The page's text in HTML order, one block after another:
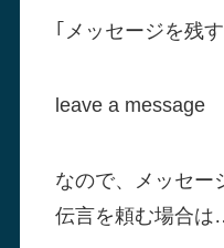
｢メッセージを残
leave a message
なので、メッセー
伝言を頼む場合